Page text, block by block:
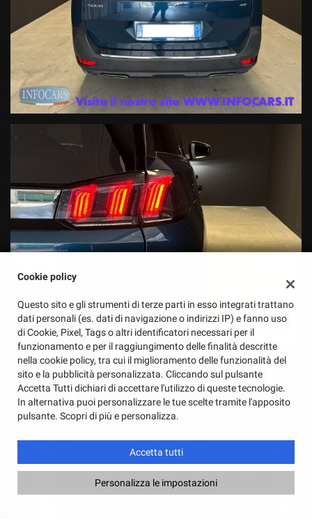
Cookie policy
Questo sito e gli strumenti di terze parti in esso integrati trattano
dati personali (es. dati di navigazione o indirizzi IP) e fanno uso
di Cookie, Pixel, Tags o altri identificatori necessari per il
funzionamento e per il raggiungimento delle finalità descritte
nella cookie policy, tra cui il miglioramento delle funzionalità del
sito e la pubblicità personalizzata. Cliccando sul pulsante
Accetta Tutti dichiari di accettare l'utilizzo di queste tecnologie.
In alternativa puoi personalizzare le tue scelte tramite l'apposito
pulsante. Scopri di più e personalizza.
Accetta tutti
Personalizza le impostazioni